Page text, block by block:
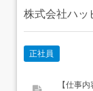
株式会社ハッ
正社員
【仕事